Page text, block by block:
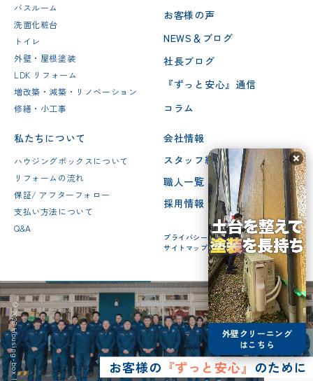
バスルーム
洗面化粧台
トイレ
外壁・屋根塗装
LDK リフォーム
増改築・減築・リノベーション
修繕・小工事
お客様の声
NEWS＆ブログ
社長ブログ
『ずっと安心』通信
コラム
私たちについて
ハウジングボックスについて
リフォームの流れ
保証/ アフターフォロー
支払い方法について
Q&A
会社情報
スタッフ紹介
職人一覧
採用情報
プライバシーポリシー
サイトマップ
お客様の 『ずっと安心』のために
© 2026 Housing-box Inc.
外壁クリーニング
はこちら